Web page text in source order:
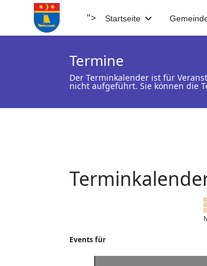
"> Startseite
Termine
Der Terminkalender ist für
nicht aufgeführt. Sie können die
Events für